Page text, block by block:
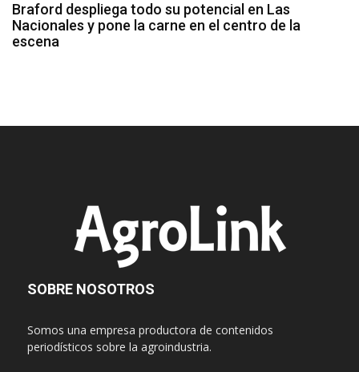
Braford despliega todo su potencial en Las
Nacionales y pone la carne en el centro de la
escena
SOBRE NOSOTROS
Somos una empresa productora de contenidos
periodísticos sobre la agroindustria.